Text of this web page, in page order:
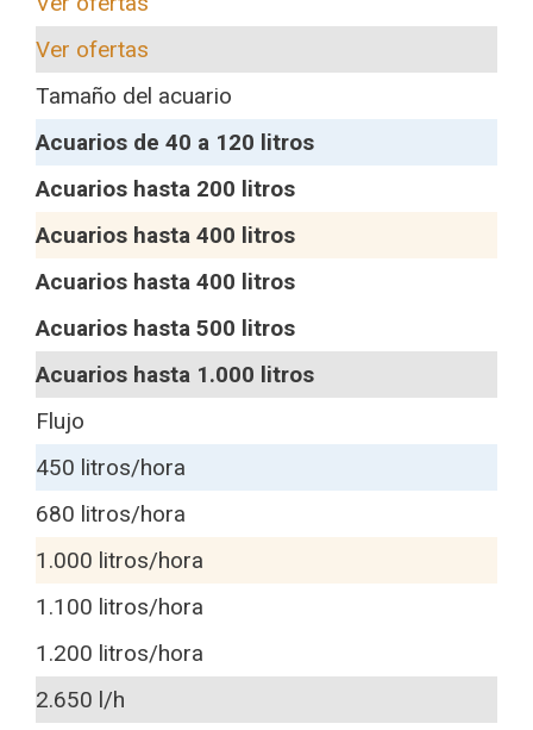
Ver ofertas
Tamaño del acuario
Acuarios de 40 a 120 litros
Acuarios hasta 200 litros
Acuarios hasta 400 litros
Acuarios hasta 400 litros
Acuarios hasta 500 litros
Acuarios hasta 1.000 litros
Flujo
450 litros/hora
680 litros/hora
1.000 litros/hora
1.100 litros/hora
1.200 litros/hora
2.650 l/h